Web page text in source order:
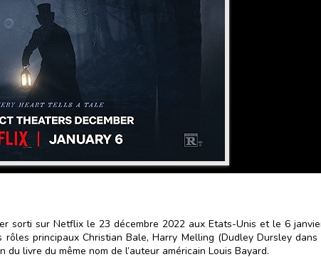
sorti sur Netflix le 23 décembre 2022 aux Etats-Unis et le 6
rôles principaux Christian Bale, Harry Melling (Dudley Dursley dans
du livre du même nom de l’auteur américain Louis Bayard.